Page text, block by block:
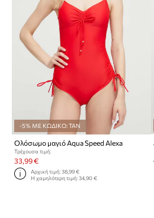
-5% ΜΕ ΚΩΔΙΚΟ: TAN
Ολόσωμο μαγιό Aqua Speed Alexa
Τρέχουσα τιμή:
33,99 €
Αρχική τιμή:38,99 €
Η χαμηλότερη τιμή:34,90 €